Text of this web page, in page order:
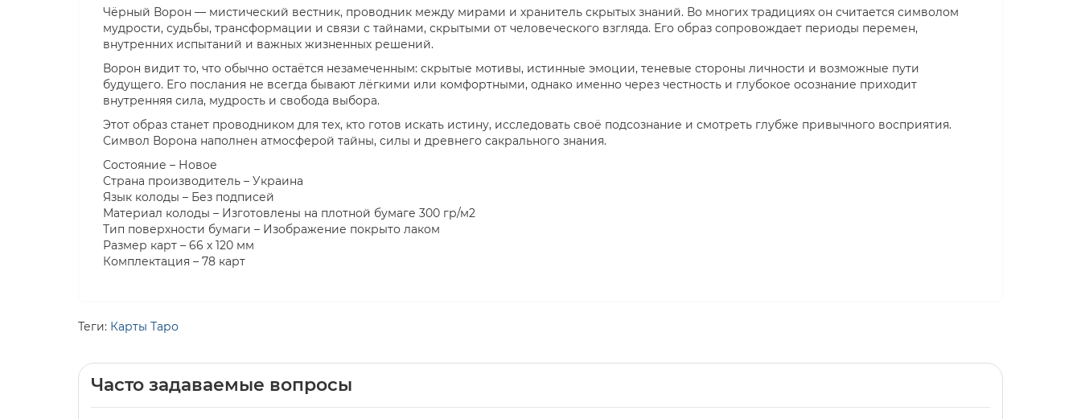
Чёрный Ворон — мистический вестник, проводник между мирами и хранитель скрытых знаний. Во многих традициях он считается символом
мудрости, судьбы, трансформации и связи с тайнами, скрытыми от человеческого взгляда. Его образ сопровождает периоды перемен,
внутренних испытаний и важных жизненных решений.
Ворон видит то, что обычно остаётся незамеченным: скрытые мотивы, истинные эмоции, теневые стороны личности и возможные пути
будущего. Его послания не всегда бывают лёгкими или комфортными, однако именно через честность и глубокое осознание приходит
внутренняя сила, мудрость и свобода выбора.
Этот образ станет проводником для тех, кто готов искать истину, исследовать своё подсознание и смотреть глубже привычного восприятия.
Символ Ворона наполнен атмосферой тайны, силы и древнего сакрального знания.
Состояние – Новое
Страна производитель – Украина
Язык колоды – Без подписей
Материал колоды – Изготовлены на плотной бумаге 300 гр/м2
Тип поверхности бумаги – Изображение покрыто лаком
Размер карт – 66 х 120 мм
Комплектация – 78 карт
Теги: Карты Таро
Часто задаваемые вопросы